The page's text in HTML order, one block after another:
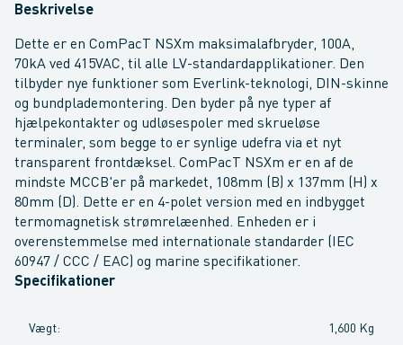
Beskrivelse
Dette er en ComPacT NSXm maksimalafbryder, 100A,
70kA ved 415VAC, til alle LV-standardapplikationer. Den
tilbyder nye funktioner som Everlink-teknologi, DIN-skinne
og bundplademontering. Den byder på nye typer af
hjælpekontakter og udløsespoler med skrueløse
terminaler, som begge to er synlige udefra via et nyt
transparent frontdæksel. ComPacT NSXm er en af de
mindste MCCB'er på markedet, 108mm (B) x 137mm (H) x
80mm (D). Dette er en 4-polet version med en indbygget
termomagnetisk strømrelæenhed. Enheden er i
overenstemmelse med internationale standarder (IEC
60947 / CCC / EAC) og marine specifikationer.
Specifikationer
Vægt: 1,600 Kg